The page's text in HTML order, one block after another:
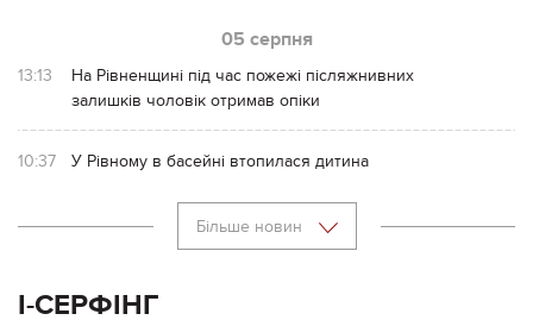
05 серпня
13:13
На Рівненщині під час пожежі післяжнивних
залишків чоловік отримав опіки
10:37 У Рівному в басейні втопилася дитина
Більше новин
І-СЕРФІНГ